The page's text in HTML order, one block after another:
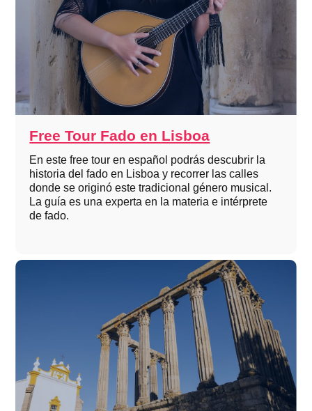
Free Tour Fado en Lisboa
En este free tour en español podrás descubrir la
historia del fado en Lisboa y recorrer las calles
donde se originó este tradicional género musical.
La guía es una experta en la materia e intérprete
de fado.